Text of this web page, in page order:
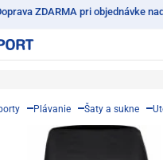
ZDARMA pri objednávke
Plávanie Šaty a sukne